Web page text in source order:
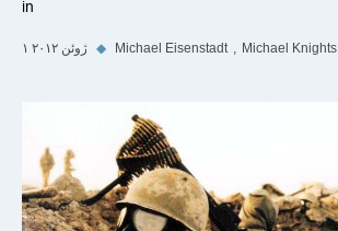
in
۱ ژوئن ۲۰۱۲ ◆ Michael Eisenstadt Michael Knights